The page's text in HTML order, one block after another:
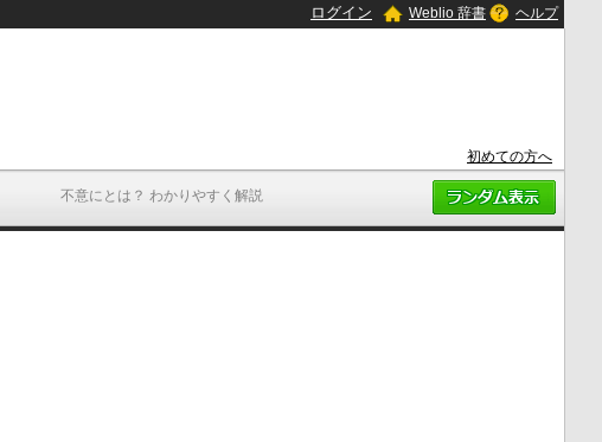
不意にとは？ わかりやすく解説
ログイン Weblio 辞書 ヘルプ
初めての方へ